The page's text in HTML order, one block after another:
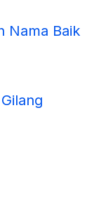
Nama Baik